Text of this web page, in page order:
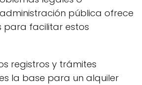
pública ofrece
para facilitar estos
registros y trámites
la base para un alquiler